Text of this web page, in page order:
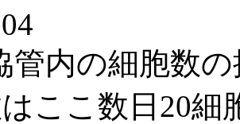
管内の細胞数
ここ数日20細